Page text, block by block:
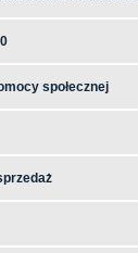
społecznej